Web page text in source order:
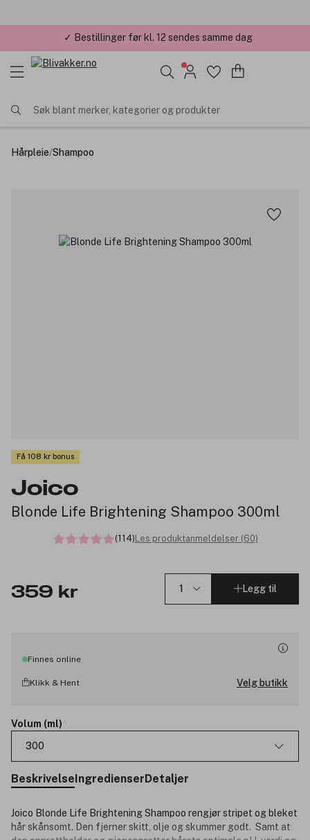
✓ Årets Nettbutikk 2026 og 2025
Søk blant merker, kategorier og produkter
Hårpleie/Shampoo
Få 108 kr bonus
Joico
Blonde Life Brightening Shampoo 300ml
(114)Les produktanmeldelser (60)
359 kr Legg til
Finnes online
Klikk & Hent Velg butikk
Volum (ml)
300
BeskrivelseIngredienserDetaljer
Joico Blonde Life Brightening Shampoo rengjør stripet og bleket
hår skånsomt. Den fjerner skitt, olje og skummer godt. Samt at